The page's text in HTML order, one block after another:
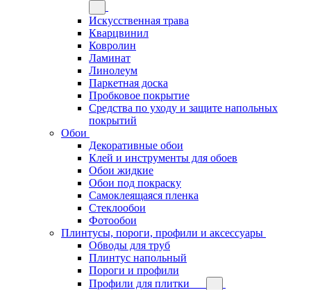
Искусственная трава
Кварцвинил
Ковролин
Ламинат
Линолеум
Паркетная доска
Пробковое покрытие
Средства по уходу и защите напольных
покрытий
Обои
Декоративные обои
Клей и инструменты для обоев
Обои жидкие
Обои под покраску
Самоклеящаяся пленка
Стеклообои
Фотообои
Плинтусы, пороги, профили и аксессуары
Обводы для труб
Плинтус напольный
Пороги и профили
Профили для плитки